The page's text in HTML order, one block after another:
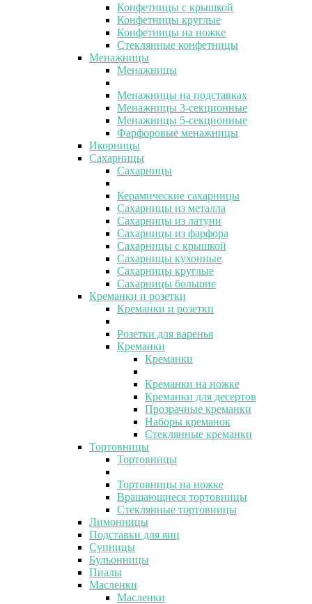
Конфетницы с крышкой
Конфетницы круглые
Конфетницы на ножке
Стеклянные конфетницы
Менажницы
Менажницы
Менажницы на подставках
Менажницы 3-секционные
Менажницы 5-секционные
Фарфоровые менажницы
Икорницы
Сахарницы
Сахарницы
Керамические сахарницы
Сахарницы из металла
Сахарницы из латуни
Сахарницы из фарфора
Сахарницы с крышкой
Сахарницы кухонные
Сахарницы круглые
Сахарницы большие
Креманки и розетки
Креманки и розетки
Розетки для варенья
Креманки
Креманки
Креманки на ножке
Креманки для десертов
Прозрачные креманки
Наборы креманок
Стеклянные креманки
Тортовницы
Тортовницы
Тортовницы на ножке
Вращающиеся тортовницы
Стеклянные тортовницы
Лимонницы
Подставки для яиц
Супницы
Бульонницы
Пиалы
Масленки
Масленки